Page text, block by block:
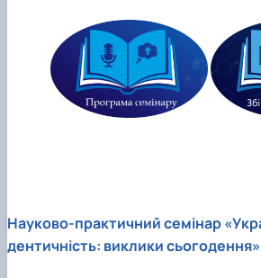
Науково-практичний cемінар
дентичність: виклики